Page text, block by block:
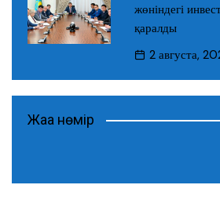
жөніндегі
қаралды
2 августа,
Жаңа нөмір